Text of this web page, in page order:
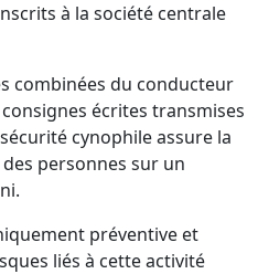
à la société centrale
combinées du conducteur
écrites transmises
cynophile assure la
personnes sur un
préventive et
liés à cette activité